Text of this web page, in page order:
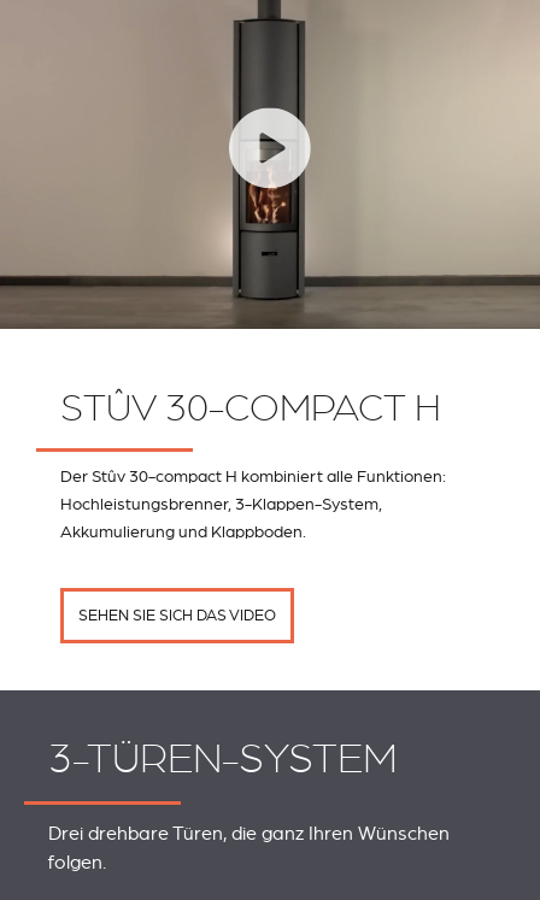
STÛV 30-COMPACT H
Der Stûv 30-compact H kombiniert alle Funktionen:
Hochleistungsbrenner, 3-Klappen-System,
Akkumulierung und Klappboden.
SEHEN SIE SICH DAS VIDEO
3-TÜREN-SYSTEM
Drei drehbare Türen, die ganz Ihren Wünschen
folgen.